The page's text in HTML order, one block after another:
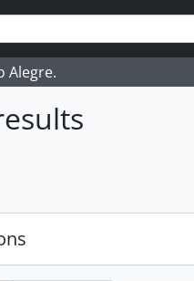
Alegre.